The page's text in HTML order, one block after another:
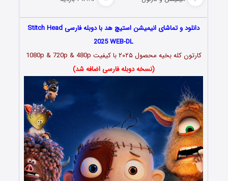
دانلود و تماشای انیمیشن استیچ هد با دوبله فارسی Stitch Head
2025 WEB-DL
کارتون کله بخیه محصول ۲۰۲۵
با کیفیت 1080p & 720p & 480p
(نسخه دوبله فارسی اضافه شد)